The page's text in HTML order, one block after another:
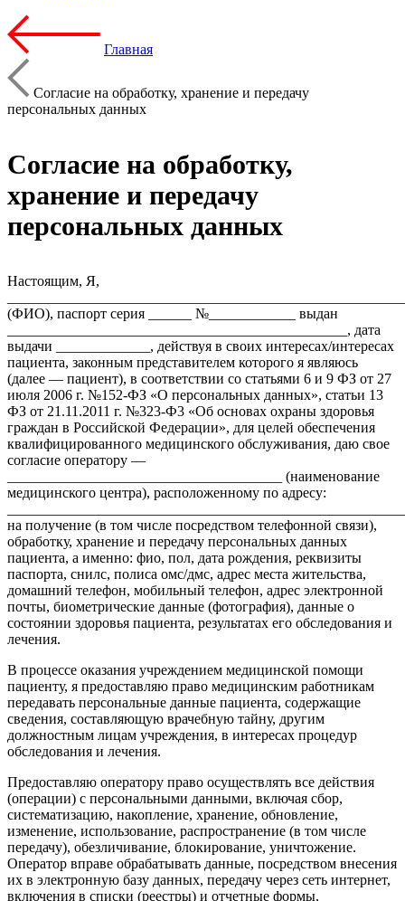
Главная
Согласие на обработку, хранение и передачу
персональных данных
Согласие на обработку,
хранение и передачу
персональных данных
Настоящим, Я,
(ФИО), паспорт серия ______ №____________ выдан
_______________________________________________, дата
выдачи _____________, действуя в своих интересах/интересах
пациента, законным представителем которого я являюсь
(далее — пациент), в соответствии со статьями 6 и 9 ФЗ от 27
июля 2006 г. №152-ФЗ «О персональных данных», статьи 13
ФЗ от 21.11.2011 г. №323-Ф3 «Об основах охраны здоровья
граждан в Российской Федерации», для целей обеспечения
квалифицированного медицинского обслуживания, даю свое
согласие оператору —
______________________________________ (наименование
медицинского центра), расположенному по адресу:
на получение (в том числе посредством телефонной связи),
обработку, хранение и передачу персональных данных
пациента, а именно: фио, пол, дата рождения, реквизиты
паспорта, снилс, полиса омс/дмс, адрес места жительства,
домашний телефон, мобильный телефон, адрес электронной
почты, биометрические данные (фотография), данные о
состоянии здоровья пациента, результатах его обследования и
лечения.
В процессе оказания учреждением медицинской помощи
пациенту, я предоставляю право медицинским работникам
передавать персональные данные пациента, содержащие
сведения, составляющую врачебную тайну, другим
должностным лицам учреждения, в интересах процедур
обследования и лечения.
Предоставляю оператору право осуществлять все действия
(операции) с персональными данными, включая сбор,
систематизацию, накопление, хранение, обновление,
изменение, использование, распространение (в том числе
передачу), обезличивание, блокирование, уничтожение.
Оператор вправе обрабатывать данные, посредством внесения
их в электронную базу данных, передачу через сеть интернет,
включения в списки (реестры) и отчетные формы,